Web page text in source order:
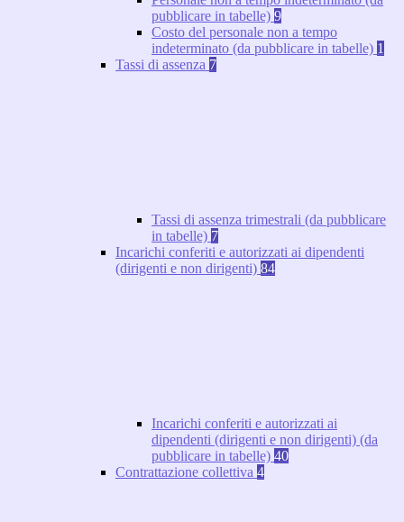
pubblicare in tabelle) 9
Costo del personale non a tempo
indeterminato (da pubblicare in tabelle) 1
Tassi di assenza 7
Tassi di assenza trimestrali (da pubblicare
in tabelle) 7
Incarichi conferiti e autorizzati ai dipendenti
(dirigenti e non dirigenti) 84
Incarichi conferiti e autorizzati ai
dipendenti (dirigenti e non dirigenti) (da
pubblicare in tabelle) 40
Contrattazione collettiva 4